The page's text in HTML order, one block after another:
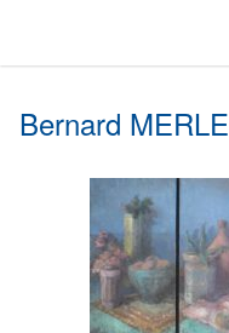
Accueil
Actualités
Notre histoire
Le Musée Milouti
L’Art au Musée
Bernard MERLE